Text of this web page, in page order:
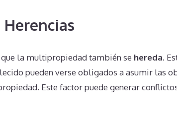
la multipropiedad también se hereda.
pueden verse obligados a asumir las
Este factor puede generar